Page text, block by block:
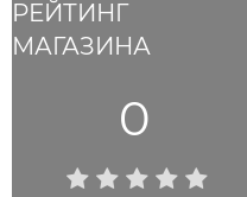
РЕЙТИНГ
МАГАЗИНА
0